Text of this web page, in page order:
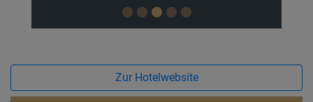
Zur Hotelwebsite